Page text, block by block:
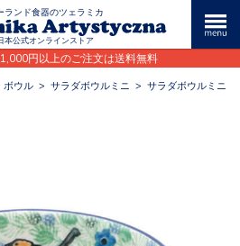
ランド食器のツェラミカ
本公式オンラインストア
円以上のご注文は送料無料
ボウル > サラダボウルミニ > サラダボウルミニ